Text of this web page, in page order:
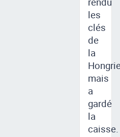
les
clés
de
la
mais
a
gardé
la
caisse.